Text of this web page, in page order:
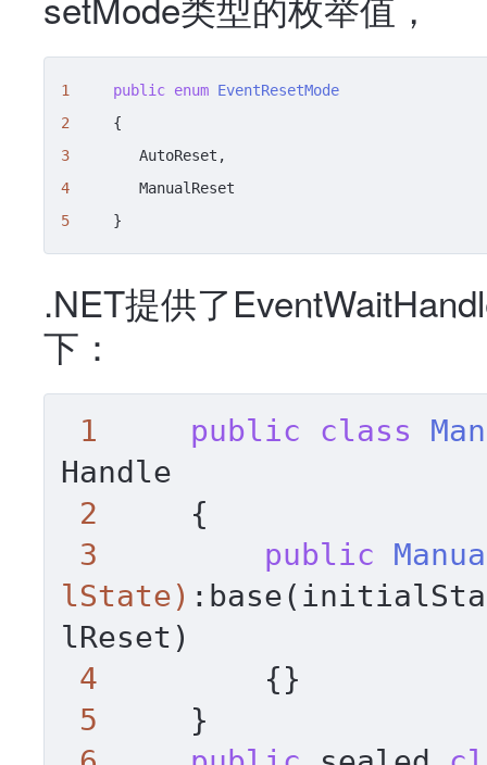
1 public enum EventResetMode
2
3
4
5 }
.NET提供了
下：
1 public class
Handle
2 {
3
public
lState)
lReset)
4 {}
5 }